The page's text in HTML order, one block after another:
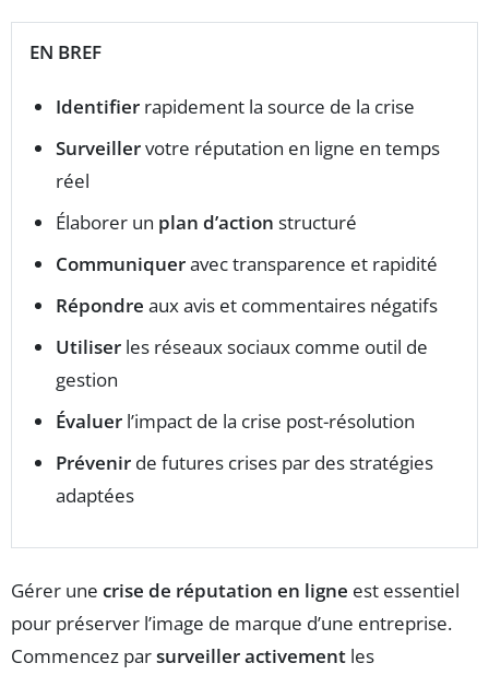
EN BREF
Identifier rapidement la source de la crise
Surveillervotre réputation en ligne en temps
réel
Élaborer un plan d’action structuré
Communiqueravec transparence et rapidité
Répondre aux avis et commentaires négatifs
Utiliser les réseaux sociaux comme outil de
gestion
Évaluer l’impact de la crise post-résolution
Prévenir de futures crises par des stratégies
adaptées
Gérer une crise de réputation en ligne est essentiel
pour préserver l’image de marque d’une entreprise.
Commencez parsurveiller activement les